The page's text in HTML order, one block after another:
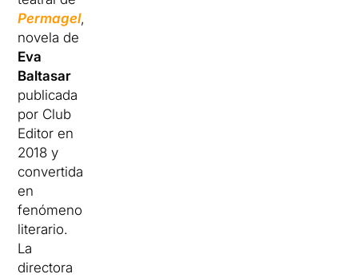
Permagel,
novela de
Eva
Baltasar
publicada
por Club
Editor en
2018 y
convertida
en
fenómeno
literario.
La
directora